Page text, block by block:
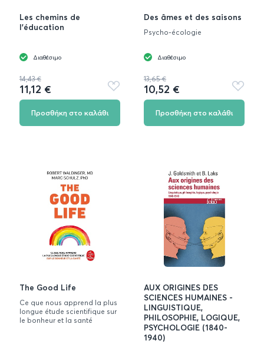
Les chemins de
l'éducation
Διαθέσιμο
14,43 €
11,12 €
Προσθήκη
στα
Προσθήκη στο καλάθι
Des âmes et des saisons
Psycho-écologie
Διαθέσιμο
13,65 €
10,52 €
στα
Προσθήκη στο καλάθι
The Good Life
Ce que nous apprend la plus
longue étude scientifique sur
le bonheur et la santé
AUX ORIGINES DES
SCIENCES HUMAINES -
LINGUISTIQUE,
PHILOSOPHIE, LOGIQUE,
PSYCHOLOGIE (1840-
1940)